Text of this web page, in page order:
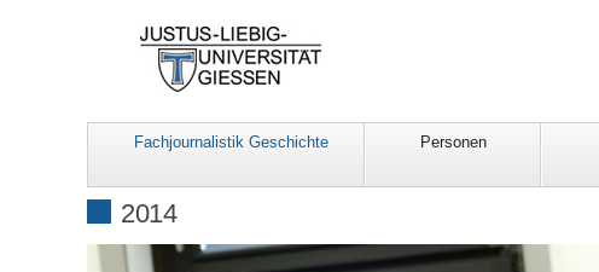
Fachjournalistik Geschichte Personen
2014